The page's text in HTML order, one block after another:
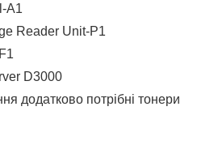
A1
Reader Unit-P1
D3000
додатково потрібні тонери